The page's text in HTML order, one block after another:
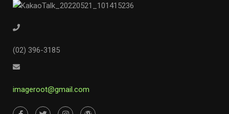
(02) 396-3185
imageroot@gmail.com